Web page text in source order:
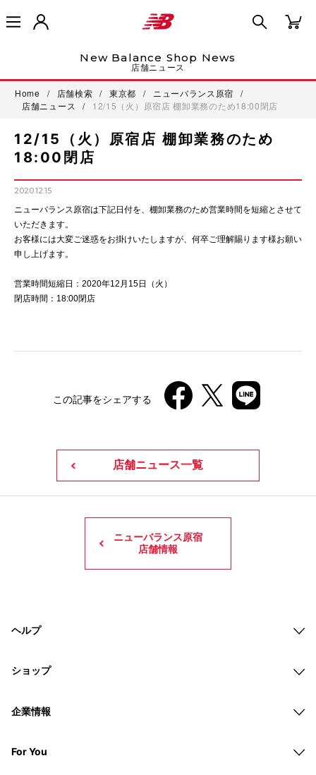
New Balance Shop News
店舗ニュース
Home / 店舗検索 / 東京都 / ニューバランス原宿
/
店舗ニュース
/ 12/15（火）原宿店 棚卸業務のため18:00閉店
12/15（火）原宿店 棚卸業務のため
18:00閉店
2020.12.15
ニューバランス原宿は下記日付を、棚卸業務のため営業時間を短縮とさせて
いただきます。
お客様には大変ご迷惑をお掛けいたしますが、何卒ご理解賜ります様お願い
申し上げます。
営業時間短縮日：2020年12月15日（火）
閉店時間：18:00閉店
この記事をシェアする
店舗ニュース一覧
ニューバランス原宿
店舗情報
ヘルプ
ショップ
企業情報
For You